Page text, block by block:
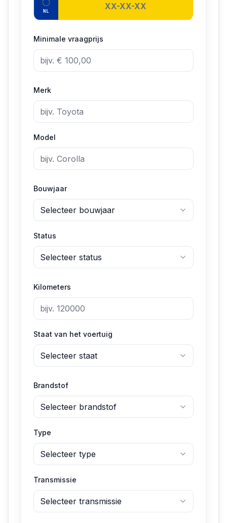
NL
Minimale vraagprijs
Merk
Model
Bouwjaar
Selecteer bouwjaar
Status
Selecteer status
Kilometers
Staat van het voertuig
Selecteer staat
Brandstof
Selecteer brandstof
Type
Selecteer type
Transmissie
Selecteer transmissie